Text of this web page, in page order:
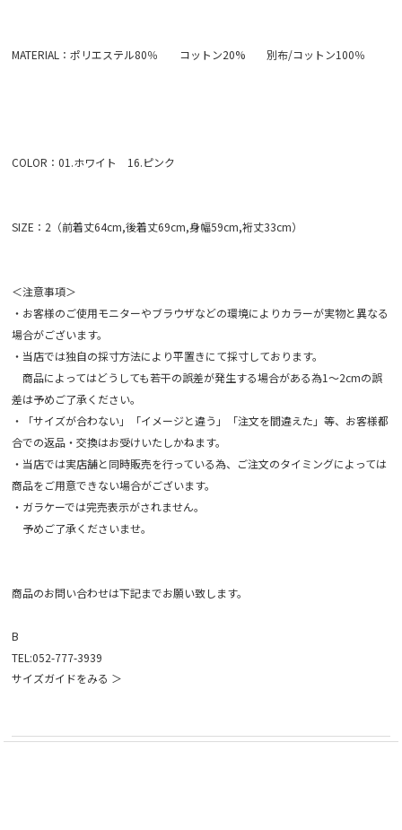
MATERIAL：ポリエステル80％ コットン20% 別布/コットン100％
COLOR：01.ホワイト 16.ピンク
SIZE：2（前着丈64cm,後着丈69cm,身幅59cm,裄丈33cm）
＜注意事項＞
・お客様のご使用モニターやブラウザなどの環境によりカラーが実物と異なる
場合がございます。
・当店では独自の採寸方法により平置きにて採寸しております。
商品によってはどうしても若干の誤差が発生する場合がある為1～2cmの誤
差は予めご了承ください。
・「サイズが合わない」「イメージと違う」「注文を間違えた」等、お客様都
合での返品・交換はお受けいたしかねます。
・当店では実店舗と同時販売を行っている為、ご注文のタイミングによっては
商品をご用意できない場合がございます。
・ガラケーでは完売表示がされません。
予めご了承くださいませ。
商品のお問い合わせは下記までお願い致します。
B
TEL:052-777-3939
サイズガイドをみる ＞